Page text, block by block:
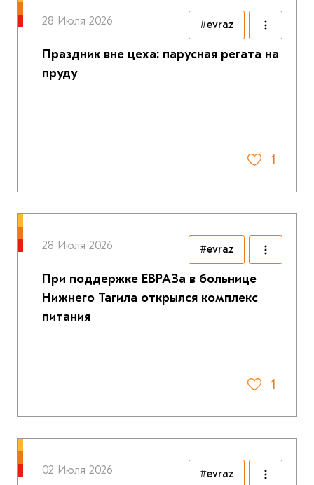
28 Июля 2026
Праздник вне цеха: парусная регата на
пруду
#evraz
1
28 Июля 2026
При поддержке ЕВРАЗа в больнице
Нижнего Тагила открылся комплекс
питания
#evraz
1
02 Июля 2026 #evraz